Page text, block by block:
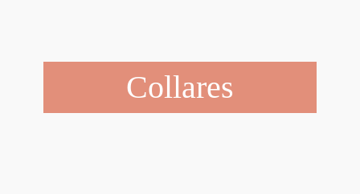
Collares